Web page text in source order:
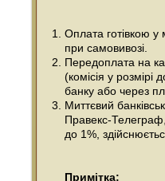
Оплата готівкою
при самовивозі.
Передоплата на
(комісія у розмірі
банку або через
Миттєвий
Правекс-Телеграф,
до 1%,
Примітка: